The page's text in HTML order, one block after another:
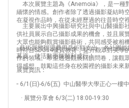
本次展覽主題為《Anemoia》，是一種
緬懷的情感。創作者除了透過攝影凝結時
在凝視作品時，在從未經歷過的往昔時空
主要展出中興攝影研究社與中山醫攝影
供社員展示自己攝影成果的機會，並且展
大眾也能夠觀賞攝影藝術，共同感受被相
時符合SDGs4優質教育，提升觀眾對美學
作的領域。希望透過觀展回饋問卷，讓觀
得感想，鼓勵這些身在校園裡的攝影未來新
藝術展覽辦理費⽤是鉅額⽀出，各社團
募資，使活動更能順利成⾏！
展覽資訊：
╴6/1(日)-6/6(五) 中山醫學大學正心一樓
· 展覽分享會 6/3(二) 18:00-19:30